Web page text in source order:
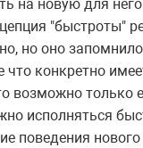
на новую для
"быстроты"
но оно
конкретно
возможно только
исполняться
поведения